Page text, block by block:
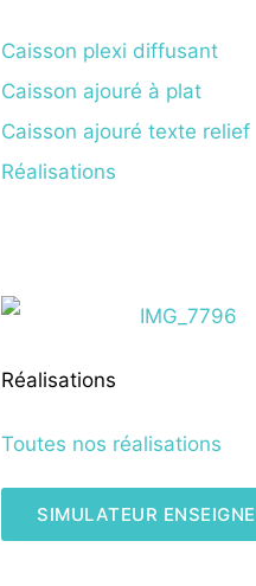
Caisson plexi diffusant
Caisson ajouré à plat
Caisson ajouré texte relief
Réalisations
Réalisations
Toutes nos réalisations
SIMULATEUR ENSEIGNE